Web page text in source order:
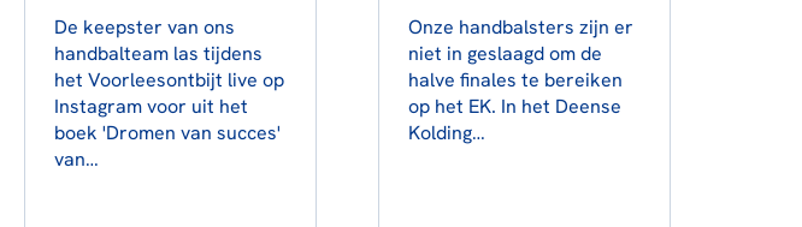
De keepster van ons
handbalteam las tijdens
het Voorleesontbijt live op
Instagram voor uit het
boek 'Dromen van succes'
van…
Onze handbalsters zijn er
niet in geslaagd om de
halve finales te bereiken
op het EK. In het Deense
Kolding…